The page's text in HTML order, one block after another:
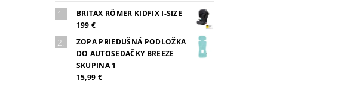
BRITAX RÖMER KIDFIX I-SIZE
199 €
ZOPA PRIEDUŠNÁ PODLOŽKA
DO AUTOSEDAČKY BREEZE
SKUPINA 1
15,99 €